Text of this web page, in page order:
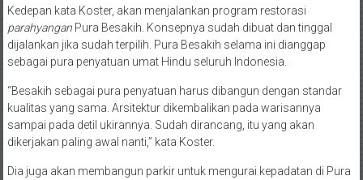
Kedepan kata Koster, akan menjalankan program restorasi
parahyanganPura Besakih. Konsepnya sudah dibuat dan tinggal
dijalankan jika sudah terpilih. Pura Besakih selama ini dianggap
sebagai pura penyatuan umat Hindu seluruh Indonesia.
“Besakih sebagai pura penyatuan harus dibangun dengan standar
kualitas yang sama. Arsitektur dikembalikan pada warisannya
sampai pada detil ukirannya. Sudah dirancang, itu yang akan
dikerjakan paling awal nanti,” kata Koster.
Dia juga akan membangun parkir untuk mengurai kepadatan di Pura